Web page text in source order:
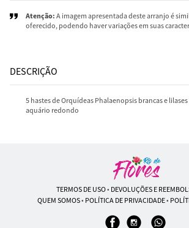
Atenção: A imagem apresentada deste arranjo é
oferecido, podendo haver variações em suas
DESCRIÇÃO
5 hastes de Orquídeas Phalaenopsis brancas e
aquário redondo
TERMOS DE USO• DEVOLUÇÕES E
QUEM SOMOS• POLÍTICA DE PRIVACIDADE•